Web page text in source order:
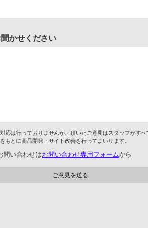
かせください
応は行っておりませんが、頂いたご意見はスタッフがすべ
もとに商品開発・サイト改善を行ってまいります。
問い合わせはお問い合わせ専用フォームから